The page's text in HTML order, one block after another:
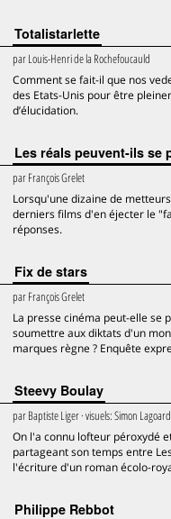
Totalistarlette
parLouis-Henri de la Rochefoucauld
Comment se fait-il que nos
des Etats-Unis pour être
d’élucidation.
Les réals peuvent-ils se
parFrançois Grelet
Lorsqu'une dizaine de
derniers films d'en éjecter le
réponses.
Fix de stars
parFrançois Grelet
La presse cinéma peut-elle se
soumettre aux diktats d'un
marques règne ? Enquête
Steevy Boulay
parBaptiste Liger· visuels:Simon
On l'a connu lofteur péroxydé
partageant son temps entre
l'écriture d'un roman écolo-
Philippe Rebbot